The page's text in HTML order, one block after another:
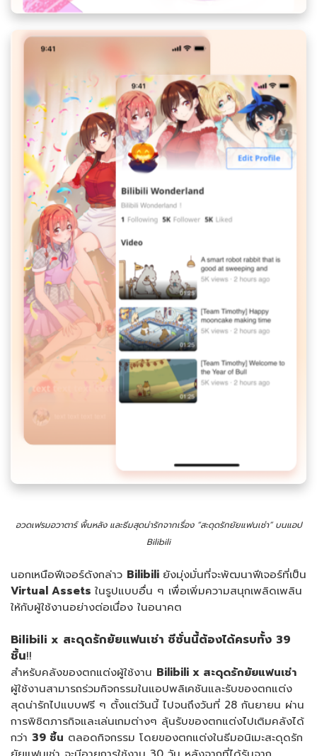
อวดเฟรมอวาตาร์ พื้นหลัง และธีมสุดน่ารักจากเรื่อง “สะดุดรักยัยแฟนเช่า” บนแอป
Bilibili
นอกเหนือฟีเจอร์ดังกล่าว Bilibili ยังมุ่งมั่นที่จะพัฒนาฟีเจอร์ที่เป็น
Virtual Assets ในรูปแบบอื่น ๆ เพื่อเพิ่มความสนุกเพลิดเพลิน
ให้กับผู้ใช้งานอย่างต่อเนื่อง ในอนาคต
Bilibili x สะดุดรักยัยแฟนเช่า ซีซั่นนี้ต้องได้ครบทั้ง 39
ชิ้น!!
สำหรับคลังของตกแต่งผู้ใช้งาน Bilibili x สะดุดรักยัยแฟนเช่า
ผู้ใช้งานสามารถร่วมกิจกรรมในแอปพลิเคชันและรับของตกแต่ง
สุดน่ารักไปแบบฟรี ๆ ตั้งแต่วันนี้ ไปจนถึงวันที่ 28 กันยายน ผ่าน
การพิชิตภารกิจและเล่นเกมต่างๆ ลุ้นรับของตกแต่งไปเติมคลังได้
กว่า 39 ชิ้น ตลอดกิจกรรม โดยของตกแต่งในธีมอนิเมะสะดุดรัก